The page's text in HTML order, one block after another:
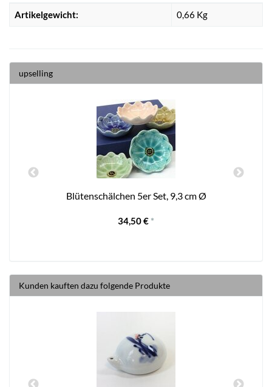
Artikelgewicht: 0,66 Kg
upselling
Blütenschälchen 5er Set, 9,3 cm Ø
34,50 € *
Kunden kauften dazu folgende Produkte